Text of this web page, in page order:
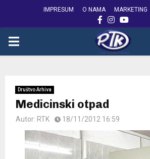
IMPRESUM O NAMA MARKETING
FACEBOOK
PRIMARY
Društvo Arhiva
Medicinski otpad
Autor: RTK 18/11/2012 16:59